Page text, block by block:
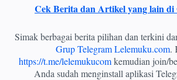
Cek Berita dan Artikel yang lain di
Simak berbagai berita pilihan dan terkini
Grup Telegram Lelemuku.com.
https://t.me/lelemukucomkemudian join/
Anda sudah menginstall aplikasi